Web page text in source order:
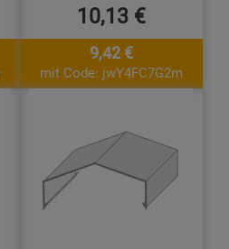
10,13 €
9,42 €
mit Code: jwY4FC7G2m